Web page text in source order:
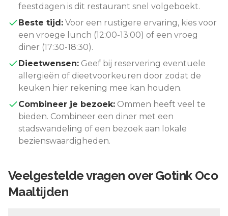
feestdagen is dit restaurant snel volgeboekt.
Beste tijd: Voor een rustigere ervaring, kies voor
een vroege lunch (12:00-13:00) of een vroeg
diner (17:30-18:30).
Dieetwensen: Geef bij reservering eventuele
allergieën of dieetvoorkeuren door zodat de
keuken hier rekening mee kan houden.
Combineer je bezoek: Ommen heeft veel te
bieden. Combineer een diner met een
stadswandeling of een bezoek aan lokale
bezienswaardigheden.
Veelgestelde vragen overGotink Oco
Maaltijden